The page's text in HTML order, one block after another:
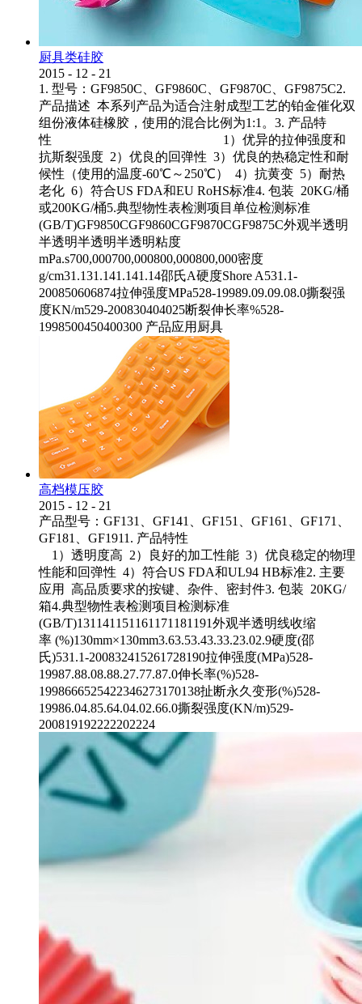
厨具类硅胶
2015 - 12 - 21
1. 型号：GF9850C、GF9860C、GF9870C、GF9875C2.
产品描述 本系列产品为适合注射成型工艺的铂金催化双
组份液体硅橡胶，使用的混合比例为1:1。3. 产品特
性 1）优异的拉伸强度和
抗斯裂强度 2）优良的回弹性 3）优良的热稳定性和耐
候性（使用的温度-60℃～250℃） 4）抗黄变 5）耐热
老化 6）符合US FDA和EU RoHS标准4. 包装 20KG/桶
或200KG/桶5.典型物性表检测项目单位检测标准
(GB/T)GF9850CGF9860CGF9870CGF9875C外观半透明
半透明半透明半透明粘度
mPa.s700,000700,000800,000800,000密度
g/cm31.131.141.141.14邵氏A硬度Shore A531.1-
200850606874拉伸强度MPa528-19989.09.09.08.0撕裂强
度KN/m529-200830404025断裂伸长率%528-
1998500450400300 产品应用厨具
高档模压胶
2015 - 12 - 21
产品型号：GF131、GF141、GF151、GF161、GF171、
GF181、GF1911. 产品特性
1）透明度高 2）良好的加工性能 3）优良稳定的物理
性能和回弹性 4）符合US FDA和UL94 HB标准2. 主要
应用 高品质要求的按键、杂件、密封件3. 包装 20KG/
箱4.典型物性表检测项目检测标准
(GB/T)131141151161171181191外观半透明线收缩
率 (%)130mm×130mm3.63.53.43.33.23.02.9硬度(邵
氏)531.1-200832415261728190拉伸强度(MPa)528-
19987.88.08.88.27.77.87.0伸长率(%)528-
1998666525422346273170138扯断永久变形(%)528-
19986.04.85.64.04.02.66.0撕裂强度(KN/m)529-
200819192222202224